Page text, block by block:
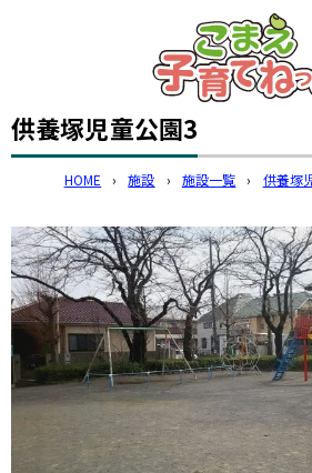
このページの本文
供養塚児童公園3
HOME › 施設 › 施設一覧 › 供養塚